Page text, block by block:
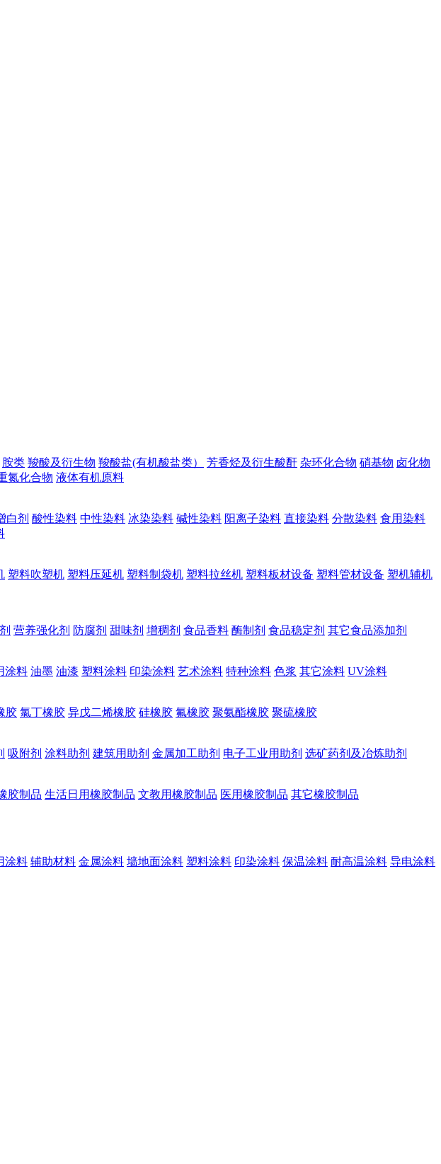
胺类 羧酸及衍生物 羧酸盐(有机酸盐类） 芳香烃及衍生酸酐 杂环化合物 硝基物 卤化物
氮化合物 液体有机原料
白剂 酸性染料 中性染料 冰染染料 碱性染料 阳离子染料 直接染料 分散染料 食用染料
塑料吹塑机 塑料压延机 塑料制袋机 塑料拉丝机 塑料板材设备 塑料管材设备 塑机辅机
营养强化剂 防腐剂 甜味剂 增稠剂 食品香料 酶制剂 食品稳定剂 其它食品添加剂
涂料 油墨 油漆 塑料涂料 印染涂料 艺术涂料 特种涂料 色浆 其它涂料 UV涂料
胶 氯丁橡胶 异戊二烯橡胶 硅橡胶 氟橡胶 聚氨酯橡胶 聚硫橡胶
吸附剂 涂料助剂 建筑用助剂 金属加工助剂 电子工业用助剂 选矿药剂及冶炼助剂
胶制品 生活日用橡胶制品 文教用橡胶制品 医用橡胶制品 其它橡胶制品
涂料 辅助材料 金属涂料 墙地面涂料 塑料涂料 印染涂料 保温涂料 耐高温涂料 导电涂料